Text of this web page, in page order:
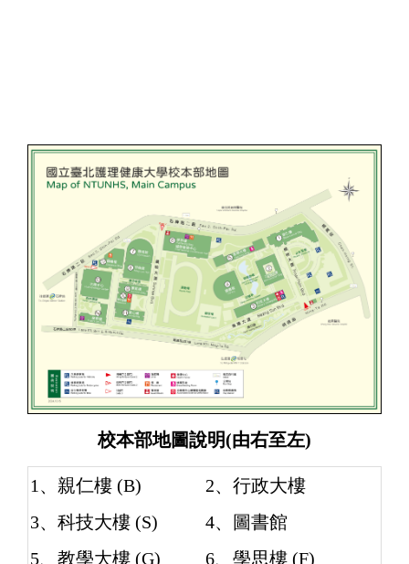
校本部地圖說明(由右至左)
1、親仁樓 (B)
2、行政大樓
3、科技大樓 (S)
4、圖書館
5、教學大樓 (G)
6、學思樓 (F)